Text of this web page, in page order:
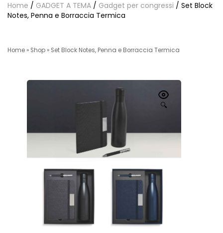
Home / GADGET A TEMA / Gadget per congressi / Set Block
Notes, Penna e Borraccia Termica
Home » Shop » Set Block Notes, Penna e Borraccia Termica
🔍